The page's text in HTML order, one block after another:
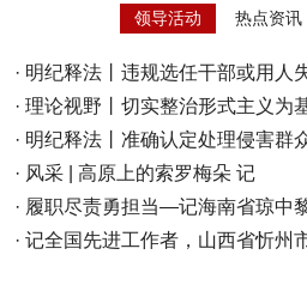
领导活动 热点资讯
· 明纪释法丨违规选任干部或用人
· 理论视野丨切实整治形式主义为
· 明纪释法丨准确认定处理侵害群
· 风采 | 高原上的索罗梅朵 记
· 履职尽责勇担当—记海南省琼中
· 记全国先进工作者，山西省忻州